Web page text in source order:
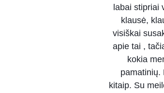
labai stipriai
klausė,
visiškai
apie tai ,
kokia
pamatinių.
kitaip. Su